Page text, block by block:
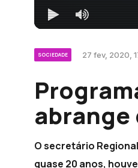
SOCIEDADE 27 fev, 2020,
abrange
O secretário
quase 20 anos,